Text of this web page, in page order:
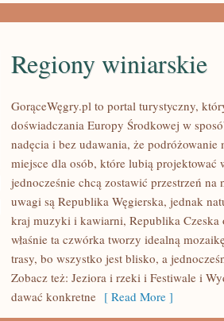
REGIONY
WINIARSKIE
Regiony winiarskie
GorąceWęgry.pl to portal turystyczny,
doświadczania Europy Środkowej w
nadęcia i bez udawania, że
miejsce dla osób, które lubią
jednocześnie chcą zostawić przestrzeń
uwagi są Republika Węgierska, jednak
kraj muzyki i kawiarni, Republika Czeska
właśnie ta czwórka tworzy idealną
trasy, bo wszystko jest blisko, a
Zobacz też: Jeziora i rzeki i Festiwale i
dawać konkretne [ Read More ]